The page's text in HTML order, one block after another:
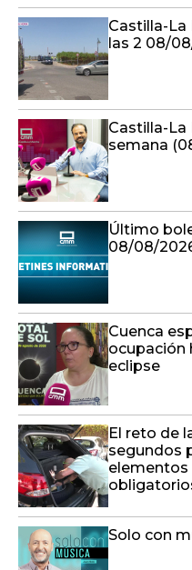
Castilla-La
las 2 08/
Castilla-La
semana
Último
08/08/
Cuenca
ocupación
eclipse
El reto de
segundos
elementos
Solo con